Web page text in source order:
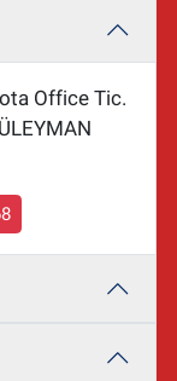
Office Tic.